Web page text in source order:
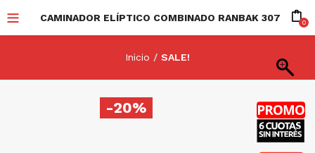
CAMINADOR ELÍPTICO COMBINADO RANBAK 307 0
Inicio SALE!
-20%